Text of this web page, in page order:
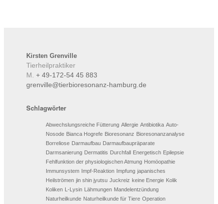
Kirsten Grenville
Tierheilpraktiker
M. + 49-172-54 45 883
grenville@tierbioresonanz-hamburg.de
Schlagwörter
Abwechslungsreiche Fütterung Allergie Antibiotika Auto-
Nosode Bianca Hogrefe Bioresonanz Bioresonanzanalyse
Borreliose Darmaufbau Darmaufbaupräparate
Darmsanierung Dermatitis Durchfall Energetisch Epilepsie
Fehlfunktion der physiologischen Atmung Homöopathie
Immunsystem Impf-Reaktion Impfung japanisches
Heilströmen jin shin jyutsu Juckreiz keine Energie Kolik
Koliken L-Lysin Lähmungen Mandelentzündung
Naturheilkunde Naturheilkunde für Tiere Operation